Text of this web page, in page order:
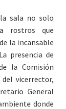
sala no solo
rostros que
la incansable
presencia de
la Comisión
vicerrector,
General
donde